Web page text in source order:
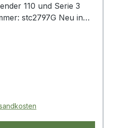
110 und Serie 3
stc2797G Neu in